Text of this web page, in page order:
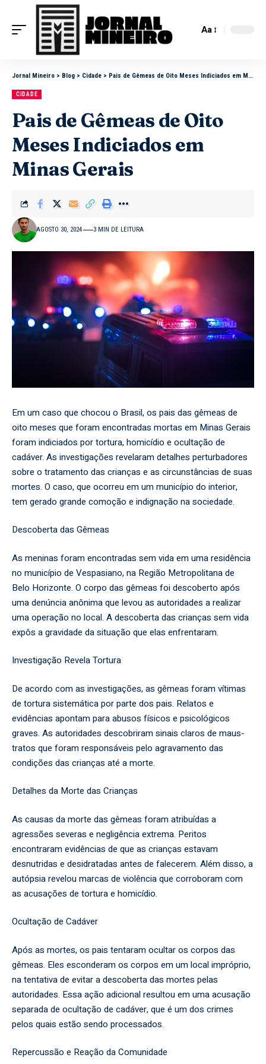
Aa
Jornal Mineiro > Blog > Cidade > Pais de Gêmeas de Oito Meses Indiciados em Minas Gerais
CIDADE
Pais de Gêmeas de Oito
Meses Indiciados em
Minas Gerais
AGOSTO 30, 2024 3 MIN DE LEITURA
Em um caso que chocou o Brasil, os pais das gêmeas de
oito meses que foram encontradas mortas em Minas Gerais
foram indiciados por tortura, homicídio e ocultação de
cadáver. As investigações revelaram detalhes perturbadores
sobre o tratamento das crianças e as circunstâncias de suas
mortes. O caso, que ocorreu em um município do interior,
tem gerado grande comoção e indignação na sociedade.
Descoberta das Gêmeas
As meninas foram encontradas sem vida em uma residência
no município de Vespasiano, na Região Metropolitana de
Belo Horizonte. O corpo das gêmeas foi descoberto após
uma denúncia anônima que levou as autoridades a realizar
uma operação no local. A descoberta das crianças sem vida
expôs a gravidade da situação que elas enfrentaram.
Investigação Revela Tortura
De acordo com as investigações, as gêmeas foram vítimas
de tortura sistemática por parte dos pais. Relatos e
evidências apontam para abusos físicos e psicológicos
graves. As autoridades descobriram sinais claros de maus-
tratos que foram responsáveis pelo agravamento das
condições das crianças até a morte.
Detalhes da Morte das Crianças
As causas da morte das gêmeas foram atribuídas a
agressões severas e negligência extrema. Peritos
encontraram evidências de que as crianças estavam
desnutridas e desidratadas antes de falecerem. Além disso, a
autópsia revelou marcas de violência que corroboram com
as acusações de tortura e homicídio.
Ocultação de Cadáver
Após as mortes, os pais tentaram ocultar os corpos das
gêmeas. Eles esconderam os corpos em um local impróprio,
na tentativa de evitar a descoberta das mortes pelas
autoridades. Essa ação adicional resultou em uma acusação
separada de ocultação de cadáver, que é um dos crimes
pelos quais estão sendo processados.
Repercussão e Reação da Comunidade